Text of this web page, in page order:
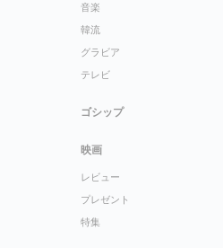
音楽
韓流
グラビア
テレビ
ゴシップ
映画
レビュー
プレゼント
特集